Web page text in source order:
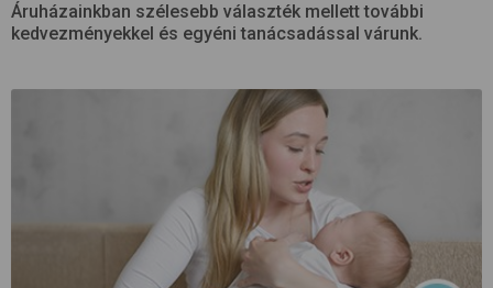
Áruházainkban szélesebb választék mellett további
kedvezményekkel és egyéni tanácsadással várunk.